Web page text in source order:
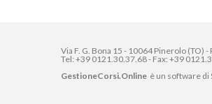
Via F. G. Bona 15 - 10064 Pinerolo (TO)
Tel: +39 0121.30.37.68 - Fax: +39
GestioneCorsi.Online è un software di